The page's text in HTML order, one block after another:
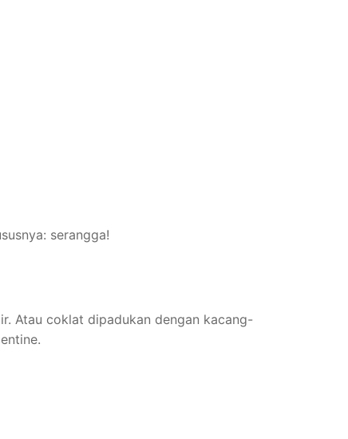
serangga!
Atau coklat dipadukan dengan kacang-